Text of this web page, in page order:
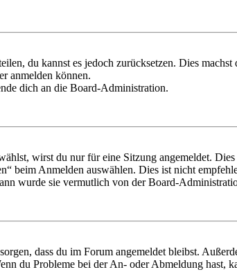
du kannst es jedoch zurücksetzen. Dies
anmelden können.
dich an die Board-Administration.
wirst du nur für eine Sitzung angemeldet.
beim Anmelden auswählen. Dies ist nicht
wurde sie vermutlich von der Board-
dass du im Forum angemeldet bleibst.
du Probleme bei der An- oder Abmeldung hast,